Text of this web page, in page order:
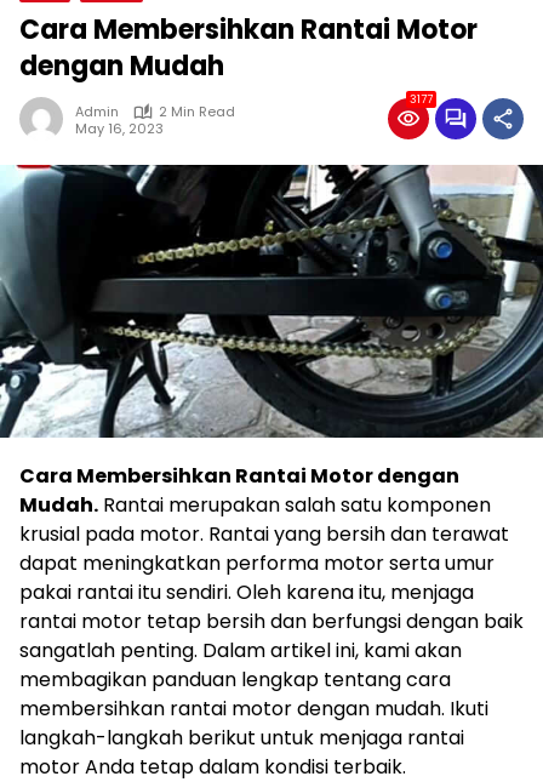
Cara Membersihkan Rantai Motor
dengan Mudah
Admin
2 Min Read
May 16, 2023
3177
Cara Membersihkan Rantai Motor dengan
Mudah. Rantai merupakan salah satu komponen
krusial pada motor. Rantai yang bersih dan terawat
dapat meningkatkan performa motor serta umur
pakai rantai itu sendiri. Oleh karena itu, menjaga
rantai motor tetap bersih dan berfungsi dengan baik
sangatlah penting. Dalam artikel ini, kami akan
membagikan panduan lengkap tentang cara
membersihkan rantai motor dengan mudah. Ikuti
langkah-langkah berikut untuk menjaga rantai
motor Anda tetap dalam kondisi terbaik.